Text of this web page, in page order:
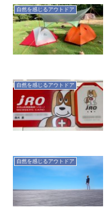
自然を感じるアウトドア
自然を感じるアウトドア
自然を感じるアウトドア